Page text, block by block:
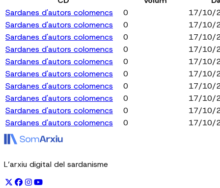
Sardanes d'autors colomencs
0
17/10/
Sardanes d'autors colomencs
0
17/10/
Sardanes d'autors colomencs
0
17/10/
Sardanes d'autors colomencs
0
17/10/
Sardanes d'autors colomencs
0
17/10/
Sardanes d'autors colomencs
0
17/10/
Sardanes d'autors colomencs
0
17/10/
Sardanes d'autors colomencs
0
17/10/
Sardanes d'autors colomencs
0
17/10/
Sardanes d'autors colomencs
0 17/10/
L’arxiu digital del sardanisme